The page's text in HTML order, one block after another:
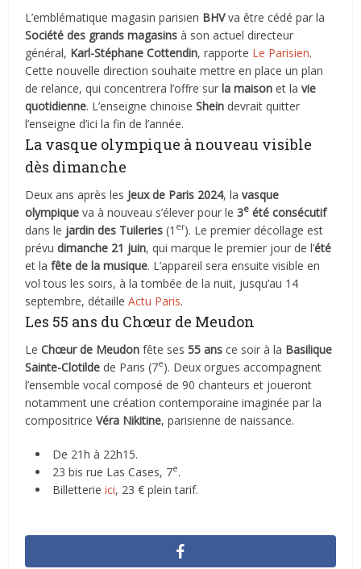
L’emblématique magasin parisien BHVva être cédé par la
Société des grands magasins à son actuel directeur
général, Karl-Stéphane Cottendin, rapporte Le Parisien.
Cette nouvelle direction souhaite mettre en place un plan
de relance, qui concentrera l’offre surla maison et lavie
quotidienne. L’enseigne chinoiseShein devrait quitter
l’enseigne d’ici la fin de l’année.
La vasque olympique à nouveau visible
dès dimanche
Deux ans après les Jeux de Paris 2024, lavasque
olympiqueva à nouveau s’élever pour le3e été consécutif
dans le jardin des Tuileries (1 er). Le premier décollage est
prévudimanche 21 juin, qui marque le premier jour de l’été
et lafête de la musique. L’appareil sera ensuite visible en
vol tous les soirs, à la tombée de la nuit, jusqu’au 14
septembre, détailleActu Paris.
Les 55 ans du Chœur de Meudon
Le Chœur de Meudon fête ses55 ans ce soir à la Basilique
Sainte-Clotilde de Paris (7e). Deux orgues accompagnent
l’ensemble vocal composé de 90 chanteurs et joueront
notamment une création contemporaine imaginée par la
compositriceVéra Nikitine, parisienne de naissance.
De 21h à 22h15.
23 bis rue Las Cases, 7e.
Billetterieici, 23 € plein tarif.